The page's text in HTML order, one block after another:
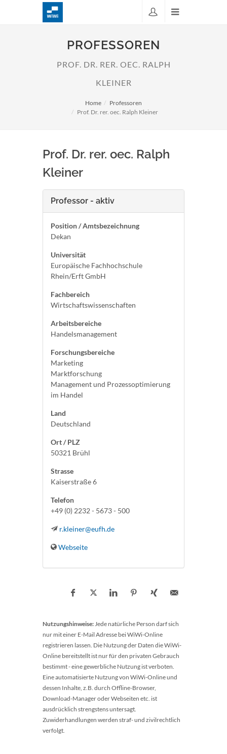
PROFESSOREN
PROF. DR. RER. OEC. RALPH
KLEINER
Home
Professoren
Prof. Dr. rer. oec. Ralph Kleiner
Prof. Dr. rer. oec. Ralph
Kleiner
Professor - aktiv
Position / Amtsbezeichnung
Dekan
Universität
Europäische Fachhochschule
Rhein/Erft GmbH
Fachbereich
Wirtschaftswissenschaften
Arbeitsbereiche
Handelsmanagement
Forschungsbereiche
Marketing
Marktforschung
Management und Prozessoptimierung
im Handel
Land
Deutschland
Ort / PLZ
50321 Brühl
Strasse
Kaiserstraße 6
Telefon
+49 (0) 2232 - 5673 - 500
r.kleiner@eufh.de
Webseite
Nutzungshinweise:Jede natürliche Person darf sich
nur mit einer E-Mail Adresse bei WiWi-Online
registrieren lassen. Die Nutzung der Daten die WiWi-
Online bereitstellt ist nur für den privaten Gebrauch
bestimmt - eine gewerbliche Nutzung ist verboten.
Eine automatisierte Nutzung von WiWi-Online und
dessen Inhalte, z.B. durch Offline-Browser,
Download-Manager oder Webseiten etc. ist
ausdrücklich strengstens untersagt.
Zuwiderhandlungen werden straf- und zivilrechtlich
verfolgt.